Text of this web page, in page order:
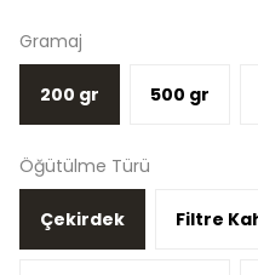
Gramaj
200 gr 500 gr
Öğütülme Türü
Çekirdek Filtre